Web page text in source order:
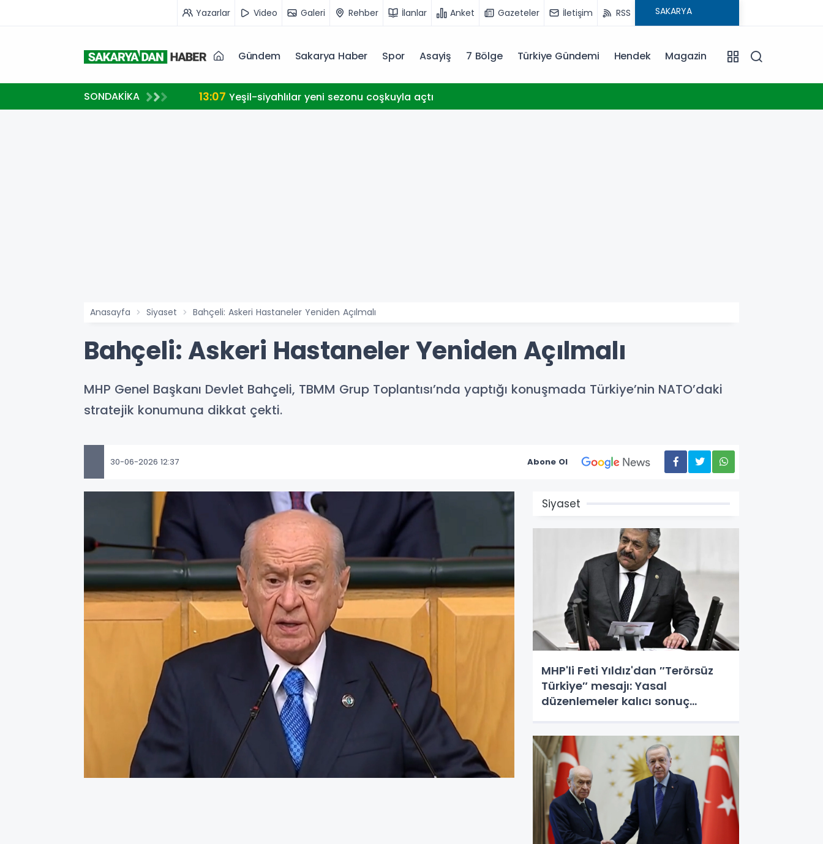
Yazarlar Video Galeri Rehber İlanlar Anket Gazeteler İletişim RSS
Gündem Sakarya Haber Spor Asayiş 7 Bölge Türkiye Gündemi Hendek Magazin
SONDAKİKA 13:07 Yeşil-siyahlılar yeni sezonu coşkuyla açtı
Anasayfa Siyaset Bahçeli: Askeri Hastaneler Yeniden Açılmalı
Bahçeli: Askeri Hastaneler Yeniden Açılmalı
MHP Genel Başkanı Devlet Bahçeli, TBMM Grup Toplantısı’nda yaptığı konuşmada Türkiye’nin NATO’daki
stratejik konumuna dikkat çekti.
30-06-2026 12:37 Abone Ol
Siyaset
MHP'li Feti Yıldız'dan ″Terörsüz
Türkiye″ mesajı: Yasal
düzenlemeler kalıcı sonuç